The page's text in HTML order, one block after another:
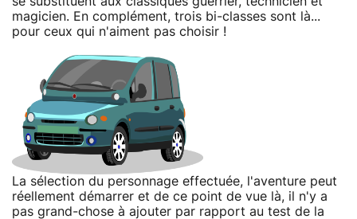
magicien. En complément, trois bi-classes sont là...
pour ceux qui n'aiment pas choisir !
La sélection du personnage effectuée, l'aventure peut
réellement démarrer et de ce point de vue là, il n'y a
pas grand-chose à ajouter par rapport au test de la